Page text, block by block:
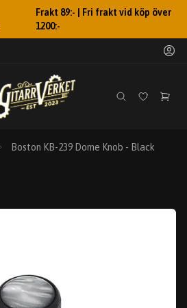
Frakt 89:- | Fri frakt vid köp över
1200:-
Boston KB-239 Dome Knob - Black